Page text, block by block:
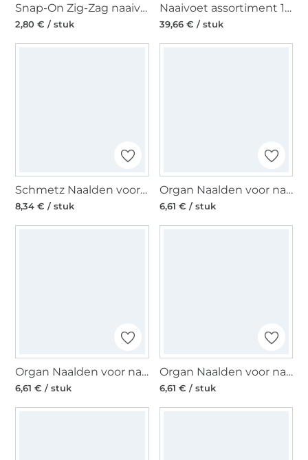
Snap-On Zig-Zag naaivoet
2,80 € / stuk
Naaivoet assortiment 15 st.
39,66 € / stuk
Schmetz Naalden voor naaimachines GOLD Embroidery 75
8,34 € / stuk
Organ Naalden voor naaimachines 130/705 H- J, Denim 90-100
6,61 € / stuk
Organ Naalden voor naaimachines Microtex 60-70
6,61 € / stuk
Organ Naalden voor naaimachines 130/705 H, Leer 90-100
6,61 € / stuk